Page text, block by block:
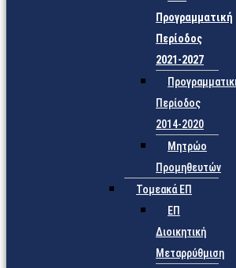
Προγραμματική
Περίοδος
2021-2027
Περίοδος
2014-2020
Μητρώο
Προμηθευτών
Τομεακά ΕΠ
ΕΠ
Διοικητική
Μεταρρύθμιση